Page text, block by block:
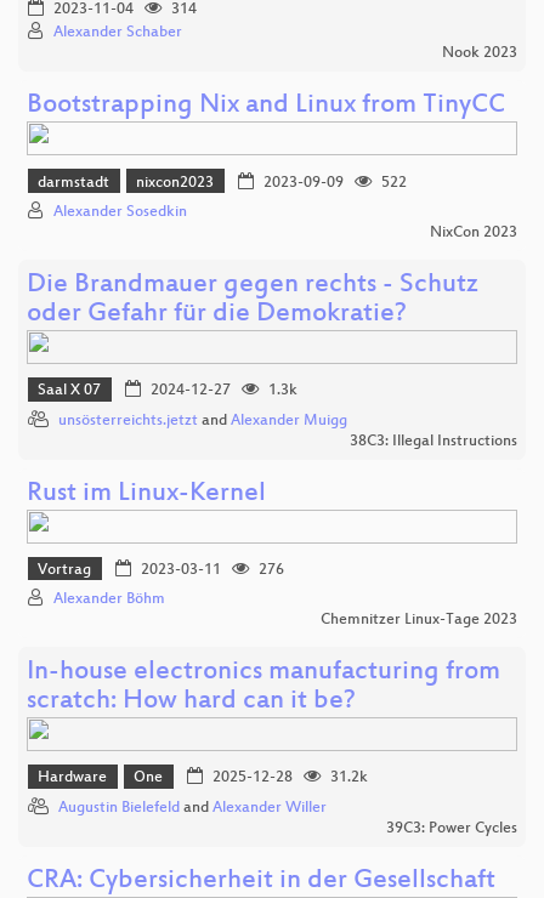
2023-11-04
314
Alexander Schaber
Nook 2023
Bootstrapping Nix and Linux from TinyCC
darmstadt nixcon2023 2023-09-09
522
Alexander Sosedkin
NixCon 2023
Die Brandmauer gegen rechts - Schutz
oder Gefahr für die Demokratie?
Saal X 07 2024-12-27
1.3k
unsösterreichts.jetzt and Alexander Muigg
38C3: Illegal Instructions
Rust im Linux-Kernel
Vortrag 2023-03-11
276
Alexander Böhm
Chemnitzer Linux-Tage 2023
In-house electronics manufacturing from
scratch: How hard can it be?
Hardware One 2025-12-28
31.2k
Augustin Bielefeld and Alexander Willer
39C3: Power Cycles
CRA: Cybersicherheit in der Gesellschaft